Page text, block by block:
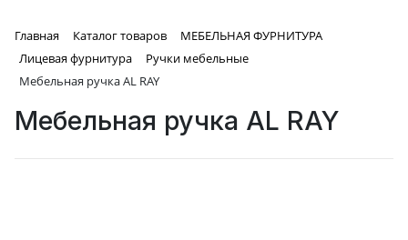
Главная Каталог товаров
МЕБЕЛЬНАЯ ФУРНИТУРА
Лицевая фурнитура
Ручки мебельные
Мебельная ручка AL RAY
Мебельная ручка AL RAY